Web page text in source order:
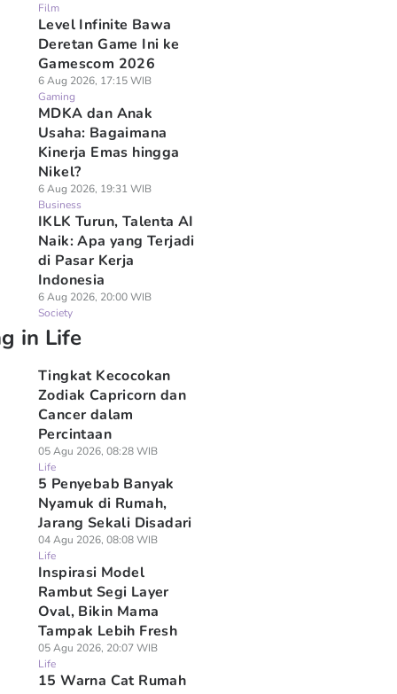
Film
Level Infinite Bawa
Deretan Game Ini ke
Gamescom 2026
6 Aug 2026, 17:15 WIB
Gaming
MDKA dan Anak
Usaha: Bagaimana
Kinerja Emas hingga
Nikel?
6 Aug 2026, 19:31 WIB
Business
IKLK Turun, Talenta AI
Naik: Apa yang Terjadi
di Pasar Kerja
Indonesia
6 Aug 2026, 20:00 WIB
Society
in Life
Tingkat Kecocokan
Zodiak Capricorn dan
Cancer dalam
Percintaan
05 Agu 2026, 08:28 WIB
Life
5 Penyebab Banyak
Nyamuk di Rumah,
Jarang Sekali Disadari
04 Agu 2026, 08:08 WIB
Life
Inspirasi Model
Rambut Segi Layer
Oval, Bikin Mama
Tampak Lebih Fresh
05 Agu 2026, 20:07 WIB
Life
15 Warna Cat Rumah